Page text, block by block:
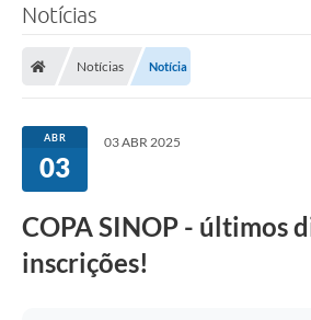
Notícias
Notícias Notícia
ABR
03
03 ABR 2025
COPA SINOP - últimos
inscrições!